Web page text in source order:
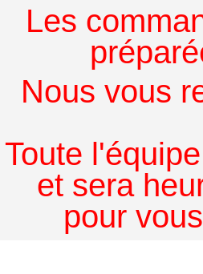
Les
Nous vous
Toute
et sera
pour